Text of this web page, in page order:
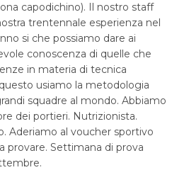
capodichino). Il nostro staff
trentennale esperienza nel
si che possiamo dare ai
conoscenza di quelle che
in materia di tecnica
usiamo la metodologia
squadre al mondo. Abbiamo
dei portieri. Nutrizionista.
Aderiamo al voucher sportivo
provare. Settimana di prova